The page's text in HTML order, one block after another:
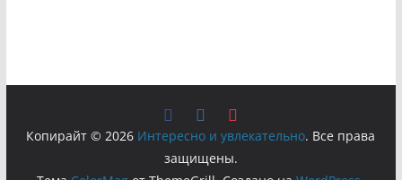
Копирайт © 2026 Интересно и увлекательно. Все права
защищены.